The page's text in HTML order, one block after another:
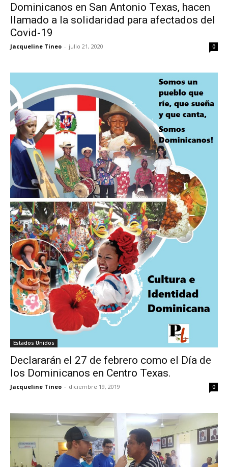
Dominicanos en San Antonio Texas, hacen
llamado a la solidaridad para afectados del
Covid-19
Jacqueline Tineo - julio 21, 2020 0
Estados Unidos
Declararán el 27 de febrero como el Día de
los Dominicanos en Centro Texas.
Jacqueline Tineo - diciembre 19, 2019 0